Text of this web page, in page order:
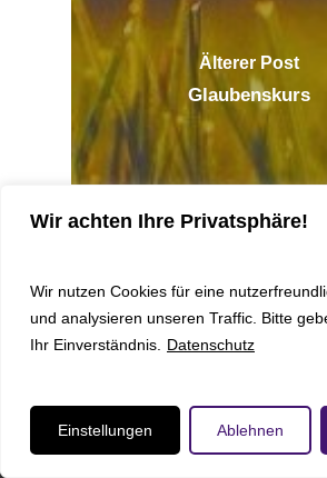
Wir achten Ihre Privatsphäre!
Wir nutzen Cookies für eine
und analysieren unseren Traffic. Bitte
Ihr Einverständnis.
Datenschutz
Einstellungen Ablehnen
Älterer Post
Glaubenskurs
© 2024 KGM WEHRHEIM - KONTAKT
DATENSCHUTZI - Designed by
youtubeinstagramphone